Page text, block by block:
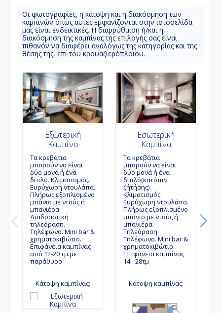
Oι φωτογραφίες, η κάτοψη και η διακόσμηση των
καμπινών όπως αυτές εμφανίζονται στην ιστοσελίδα
μας είναι ενδεικτικές. Η διαρρύθμιση ή/και η
διακόσμηση της καμπίνας της επιλογής σας είναι
πιθανόν να διαφέρει αναλόγως της κατηγορίας και της
θέσης της, επί του κρουαζιερόπλοιου.
Εξωτερική
Καμπίνα
Tα κρεβάτια
μπορούν να είναι
δύο μονά ή ένα
διπλό. Κλιματισμός.
Ευρύχωρη ντουλάπα.
Πλήρως εξοπλισμένο
μπάνιο με ντούς ή
μπανιέρα.
Διαδραστική
τηλεόραση.
Τηλέφωνο. Mini bar &
χρηματοκιβώτιο.
Επιφάνεια καμπίνας
από 12-20 τμ.με
παράθυρο
Κάτοψη καμπίνας:
Εσωτερική
Καμπίνα
Tα κρεβάτια
μπορούν να είναι
δύο μονά ή ένα
διπλό(κατόπιν
ζήτήσης).
Κλιματισμός.
Ευρύχωρη ντουλάπα.
Πλήρως εξοπλισμένο
μπάνιο με ντούς ή
μπανιέρα.
Τηλεόραση.
Τηλέφωνο. Mini bar &
χρηματοκιβώτιο.
Επιφάνεια καμπίνας
14 - 28τμ
Κάτοψη καμπίνας: